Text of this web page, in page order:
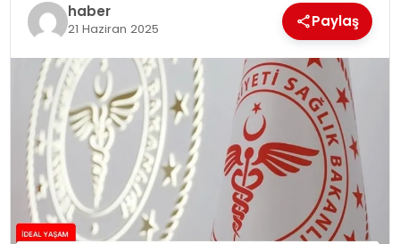
haber
21 Haziran 2025 Paylaş